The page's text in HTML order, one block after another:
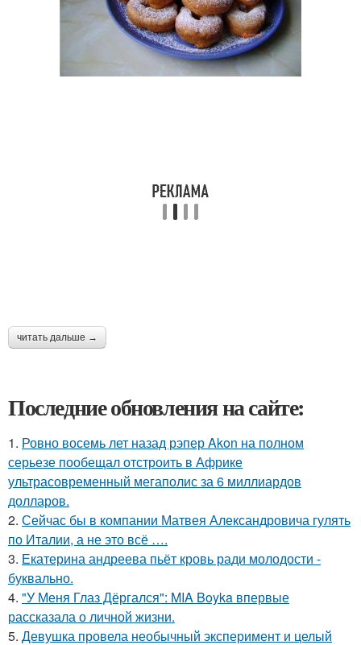
читать дальше →
Последние обновления на сайте:
1. Ровно восемь лет назад рэпер Akon на полном
серьезе пообещал отстроить в Африке
ультрасовременный мегаполис за 6 миллиардов
долларов.
2. Сейчас бы в компании Матвея Александровича гулять
по Италии, а не это всё ….
3. Екатерина андреева пьёт кровь ради молодости -
буквально.
4. "У Меня Глаз Дёргался": MIA Boyka впервые
рассказала о личной жизни.
5. Девушка провела необычный эксперимент и целый